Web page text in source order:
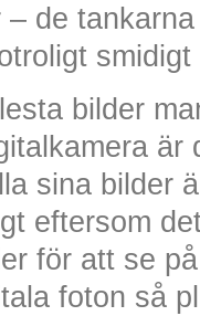
de
bilder
sina bilder
eftersom
för att se
foton så